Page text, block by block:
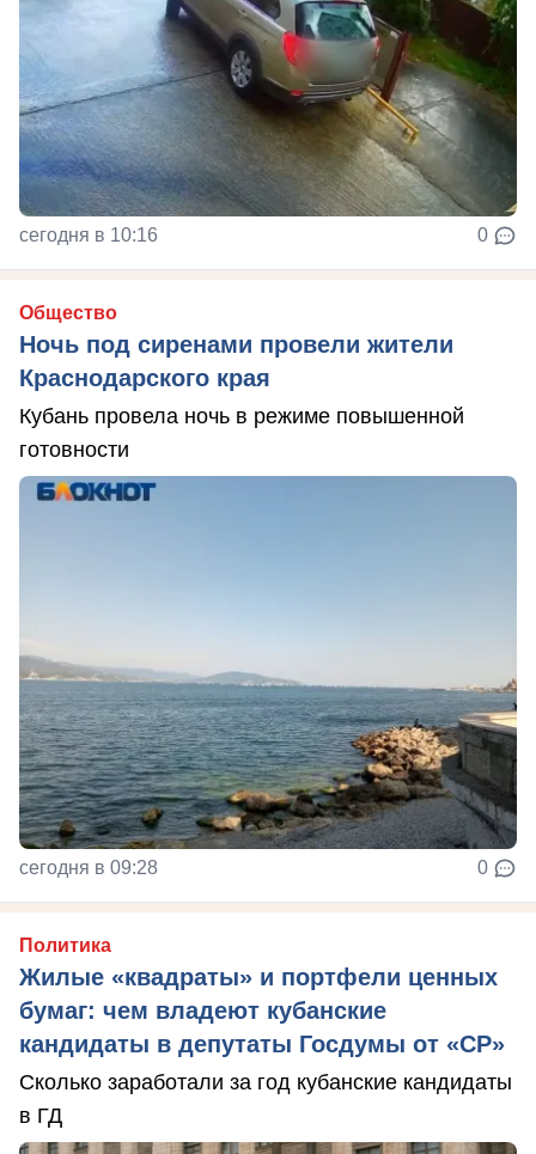
сегодня в 10:16 0
Общество
Ночь под сиренами провели жители
Краснодарского края
Кубань провела ночь в режиме повышенной
готовности
сегодня в 09:28 0
Политика
Жилые «квадраты» и портфели ценных
бумаг: чем владеют кубанские
кандидаты в депутаты Госдумы от «СР»
Сколько заработали за год кубанские кандидаты
в ГД